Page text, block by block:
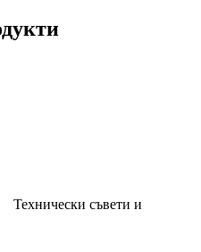
Технически съвети и